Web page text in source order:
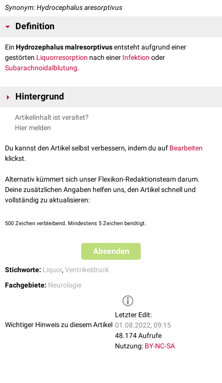
Synonym: Hydrocephalus aresorptivus
Definition
Ein Hydrozephalus malresorptivusentsteht aufgrund einer
gestörten Liquorresorption nach einer Infektion oder
Subarachnoidalblutung.
Hintergrund
Beim Hydrocephalus malresorptivus verkleben die
liquorrückresorbierenden Membranen, was zu einem
Hydrozephalusform zählen der
Normaldruckhydrozephalus
und
Hydrozephalusformen, die in Folge von Hirnblutungen
(postinfektiöser Hydrozephalus) entstehen können.
Artikelinhalt ist veraltet?
Hier melden
Du kannst den Artikel selbst verbessern, indem du auf Bearbeiten
klickst.
Alternativ kümmert sich unser Flexikon-Redaktionsteam darum.
Deine zusätzlichen Angaben helfen uns, den Artikel schnell und
vollständig zu aktualisieren:
500 Zeichen verbleibend. Mindestens 5 Zeichen benötigt.
Absenden
Stichworte: Liquor, Ventrikeldruck
Fachgebiete: Neurologie
Wichtiger Hinweis zu diesem Artikel
Letzter Edit:
01.08.2022, 09:15
48.174 Aufrufe
Nutzung: BY-NC-SA